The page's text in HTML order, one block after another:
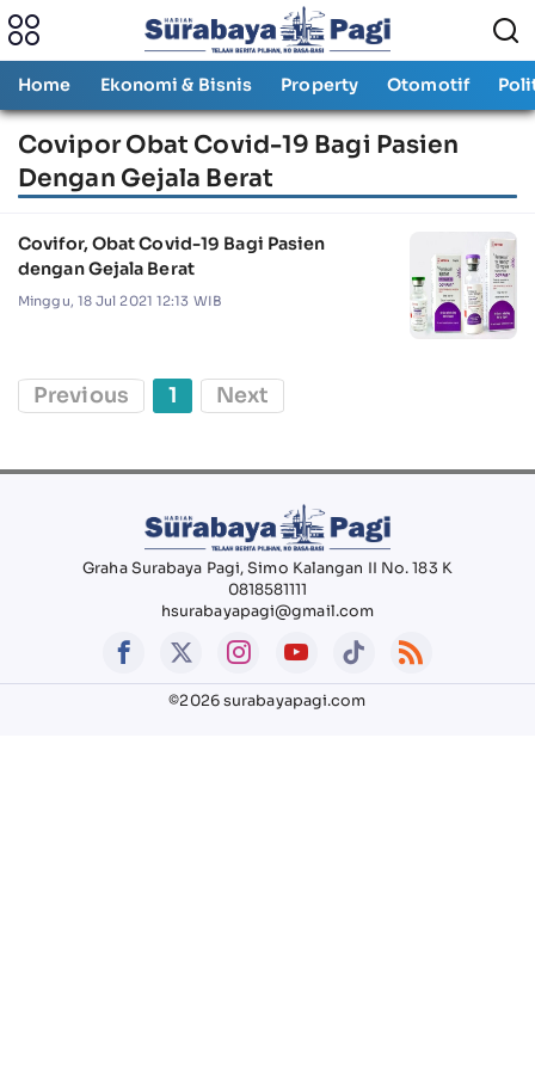
Home Ekonomi & Bisnis Property Otomotif
Covipor Obat Covid-19 Bagi Pasien
Dengan Gejala Berat
Covifor, Obat Covid-19 Bagi Pasien
dengan Gejala Berat
Minggu, 18 Jul 2021 12:13 WIB
Previous 1 Next
Graha Surabaya Pagi, Simo Kalangan II No. 183 K
0818581111
hsurabayapagi@gmail.com
©2026 surabayapagi.com